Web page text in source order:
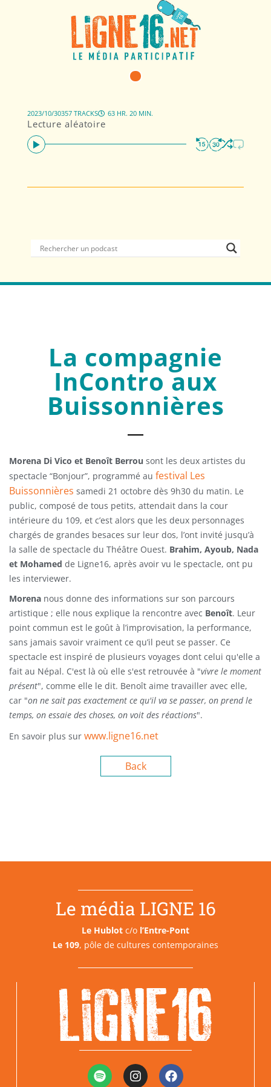
Lecture aléatoire
2023/10/30357 TRACKS 63 HR. 20 MIN.
La compagnie
InContro aux
Buissonnières
Morena Di Vico et Benoît Berrou sont les deux artistes du
spectacle “Bonjour”, programmé au festival Les
Buissonnières samedi 21 octobre dès 9h30 du matin. Le
public, composé de tous petits, attendait dans la cour
intérieure du 109, et c’est alors que les deux personnages
chargés de grandes besaces sur leur dos, l’ont invité jusqu’à
la salle de spectacle du Théâtre Ouest. Brahim, Ayoub, Nada
et Mohamed de Ligne16, après avoir vu le spectacle, ont pu
les interviewer.
Morena nous donne des informations sur son parcours
artistique ; elle nous explique la rencontre avec Benoît. Leur
point commun est le goût à l’improvisation, la performance,
sans jamais savoir vraiment ce qu’il peut se passer. Ce
spectacle est inspiré de plusieurs voyages dont celui qu'elle a
fait au Népal. C'est là où elle s'est retrouvée à "vivre le moment
présent", comme elle le dit. Benoît aime travailler avec elle,
car "on ne sait pas exactement ce qu'il va se passer, on prend le
temps, on essaie des choses, on voit des réactions".
En savoir plus sur www.ligne16.net
Back
Le média LIGNE 16
Le Hublot c/o l’Entre-Pont
Le 109, pôle de cultures contemporaines